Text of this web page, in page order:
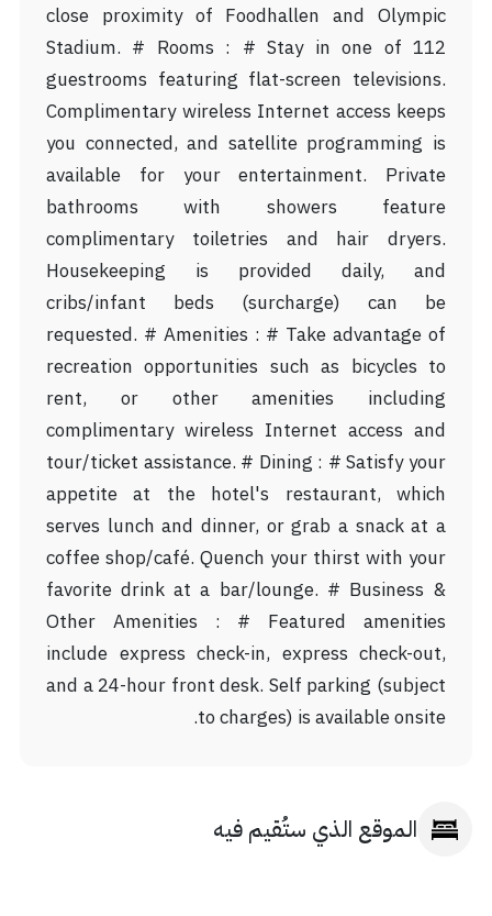
close proximity of Foodhallen and Olympic
Stadium. # Rooms : # Stay in one of 112
guestrooms featuring flat-screen televisions.
Complimentary wireless Internet access keeps
you connected, and satellite programming is
available for your entertainment. Private
bathrooms with showers feature
complimentary toiletries and hair dryers.
Housekeeping is provided daily, and
cribs/infant beds (surcharge) can be
requested. # Amenities : # Take advantage of
recreation opportunities such as bicycles to
rent, or other amenities including
complimentary wireless Internet access and
tour/ticket assistance. # Dining : # Satisfy your
appetite at the hotel's restaurant, which
serves lunch and dinner, or grab a snack at a
coffee shop/café. Quench your thirst with your
favorite drink at a bar/lounge. # Business &
Other Amenities : # Featured amenities
include express check-in, express check-out,
and a 24-hour front desk. Self parking (subject
to charges) is available onsite.
الموقع الذي ستُقيم فيه